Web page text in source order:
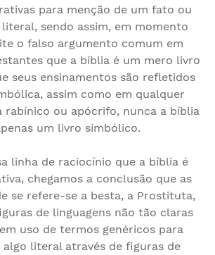
para menção de um fato ou
sendo assim, em momento
o falso argumento comum em
que a bíblia é um mero livro
seus ensinamentos são refletidos
assim como em qualquer
rabínico ou apócrifo, nunca a bíblia
um livro simbólico.
linha de raciocínio que a bíblia é
chegamos a conclusão que as
se refere-se a besta, a Prostituta,
de linguagens não tão claras
uso de termos genéricos para
literal através de figuras de